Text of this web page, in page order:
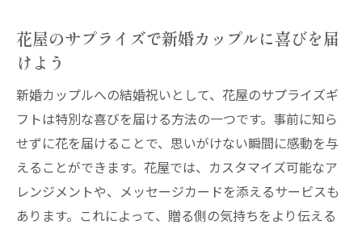
クニック
法
花屋の知識を活かした結婚祝いサプライズ
の秘訣
フラワーギフトが結婚祝いの思い出を彩る理由
フラワーギフトが結婚祝いに選ばれる理由
花が結婚祝いの思い出を深めるポイント
花屋のサプライズで新婚カップルに喜びを届
けよう
新婚カップルへの結婚祝いとして、花屋のサプライズギ
フトは特別な喜びを届ける方法の一つです。事前に知ら
せずに花を届けることで、思いがけない瞬間に感動を与
えることができます。花屋では、カスタマイズ可能なア
レンジメントや、メッセージカードを添えるサービスも
あります。これによって、贈る側の気持ちをより伝える